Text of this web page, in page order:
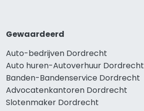
Gewaardeerd
Auto-bedrijven Dordrecht
Auto huren-Autoverhuur Dordrecht
Banden-Bandenservice Dordrecht
Advocatenkantoren Dordrecht
Slotenmaker Dordrecht